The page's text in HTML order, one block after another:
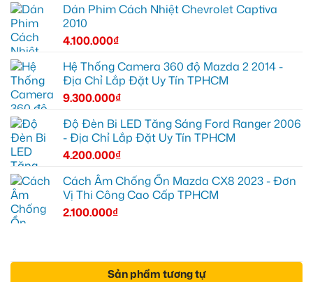
Dán Phim Cách Nhiệt Chevrolet Captiva
2010
4.100.000₫
Hệ Thống Camera 360 độ Mazda 2 2014 -
Địa Chỉ Lắp Đặt Uy Tín TPHCM
9.300.000₫
Độ Đèn Bi LED Tăng Sáng Ford Ranger 2006
- Địa Chỉ Lắp Đặt Uy Tín TPHCM
4.200.000₫
Cách Âm Chống Ồn Mazda CX8 2023 - Đơn
Vị Thi Công Cao Cấp TPHCM
2.100.000₫
Sản phẩm tương tự